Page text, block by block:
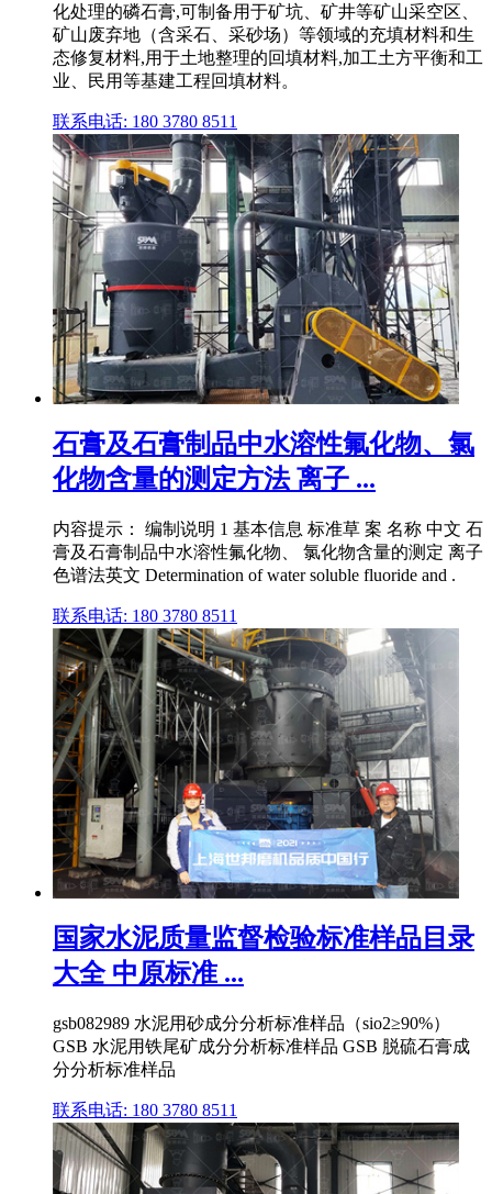
化处理的磷石膏,可制备用于矿坑、矿井等矿山采空区、
矿山废弃地（含采石、采砂场）等领域的充填材料和生
态修复材料,用于土地整理的回填材料,加工土方平衡和工
业、民用等基建工程回填材料。
联系电话: 180 3780 8511
石膏及石膏制品中水溶性氟化物、氯
化物含量的测定方法 离子 ...
内容提示： 编制说明 1 基本信息 标准草 案 名称 中文 石
膏及石膏制品中水溶性氟化物、 氯化物含量的测定 离子
色谱法英文 Determination of water soluble fluoride and .
联系电话: 180 3780 8511
国家水泥质量监督检验标准样品目录
大全 中原标准 ...
gsb082989 水泥用砂成分分析标准样品（sio2≥90%）
GSB 水泥用铁尾矿成分分析标准样品 GSB 脱硫石膏成
分分析标准样品
联系电话: 180 3780 8511